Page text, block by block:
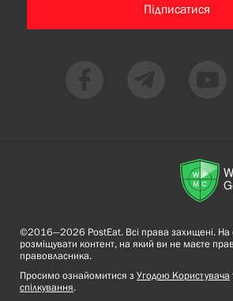
Підписатися
©2016—2026 PostEat. Всі права захищені. На
розміщувати контент, на який ви не маєте
правовласника.
Просимо ознайомитися з Угодою Користувача
спілкування.